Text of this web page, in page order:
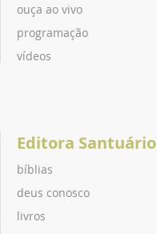
ouça ao vivo
programação
vídeos
Editora Santuário
bíblias
deus conosco
livros